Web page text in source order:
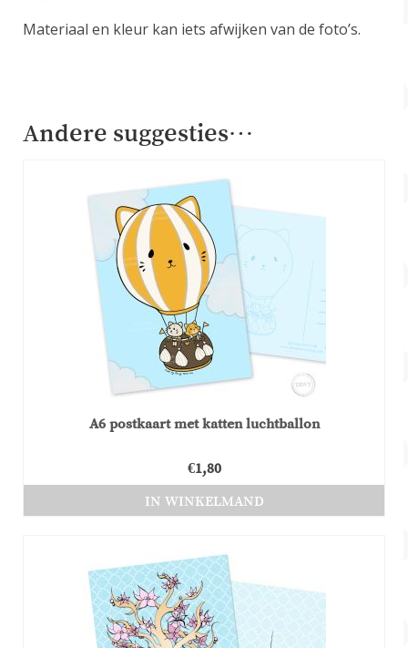
Materiaal en kleur kan iets afwijken van de foto’s.
Andere suggesties…
A6 postkaart met katten luchtballon
€1,80
IN WINKELMAND